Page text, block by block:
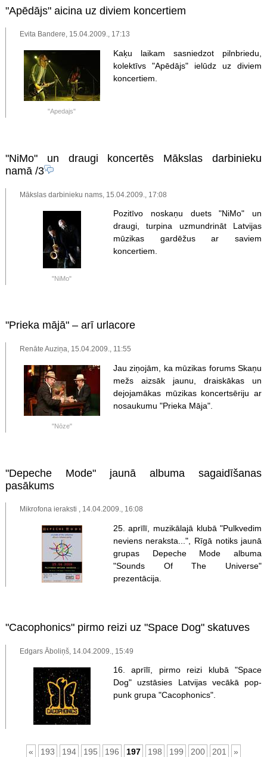
"Apēdājs" aicina uz diviem koncertiem
Evita Bandere, 15.04.2009., 17:13
"Apedajs"
Kaķu laikam sasniedzot pilnbriedu,
kolektīvs "Apēdājs" ielūdz uz diviem
koncertiem.
"NiMo" un draugi koncertēs Mākslas darbinieku
namā/3
Mākslas darbinieku nams, 15.04.2009., 17:08
"NiMo"
Pozitīvo noskaņu duets "NiMo" un
draugi, turpina uzmundrināt Latvijas
mūzikas gardēžus ar saviem
koncertiem.
"Prieka mājā" – arī urlacore
Renāte Auziņa, 15.04.2009., 11:55
"Nōze"
Jau ziņojām, ka mūzikas forums Skaņu
mežs aizsāk jaunu, draiskākas un
dejojamākas mūzikas koncertsēriju ar
nosaukumu "Prieka Māja".
"Depeche Mode" jaunā albuma sagaidīšanas
pasākums
Mikrofona ieraksti , 14.04.2009., 16:08
25. aprīlī, muzikālajā klubā "Pulkvedim
neviens neraksta...", Rīgā notiks jaunā
grupas Depeche Mode albuma
"Sounds Of The Universe"
prezentācija.
"Cacophonics" pirmo reizi uz "Space Dog" skatuves
Edgars Āboliņš, 14.04.2009., 15:49
16. aprīlī, pirmo reizi klubā "Space
Dog" uzstāsies Latvijas vecākā pop-
punk grupa "Cacophonics".
« 193 194 195 196 197 198 199 200 201 »